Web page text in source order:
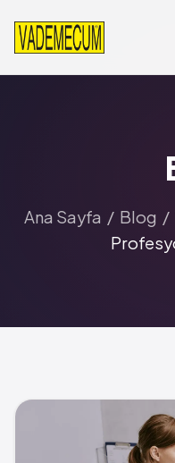
Ana Sayfa / Blog /